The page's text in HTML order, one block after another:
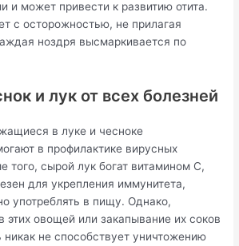
и может привести к развитию отита.
с осторожностью, не прилагая
ноздря высмаркивается по
и лук от всех болезней
в луке и чесноке
в профилактике вирусных
того, сырой лук богат витамином С,
для укрепления иммунитета,
употреблять в пищу. Однако,
этих овощей или закапывание их соков
не способствует уничтожению